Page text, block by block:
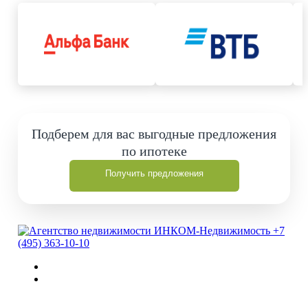
Подберем для вас выгодные предложения
по ипотеке
Получить предложения
+7
(495) 363-10-10